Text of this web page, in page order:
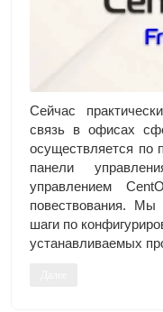
Сейчас
связь в офисах
осуществляется по
панели
управлением
повествования. Мы
шаги по
устанавливаемых